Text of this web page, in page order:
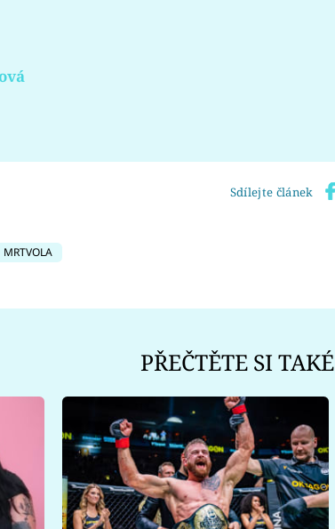
Sdílejte článek
MRTVOLA
PŘEČTĚTE SI TAKÉ